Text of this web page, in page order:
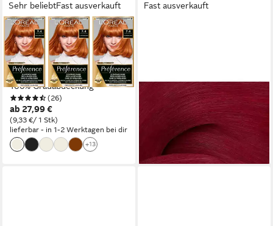
Sehr beliebtFast ausverkauft
L'ORÉAL PARIS
Coloration PRÉFÉRENCE
HAARFARBE, Packung, 3-tlg.,
dauerhafte Haarcoloration mit
100% Grauabdeckung
(26)
ab 27,99 €
(9,33 €/ 1 Stk)
lieferbar - in 1-2 Werktagen bei dir
+13
Fast ausverkauft
(410,67 €/ 1 l)
-20%
lieferbar - in 2-3 Werktagen bei dir